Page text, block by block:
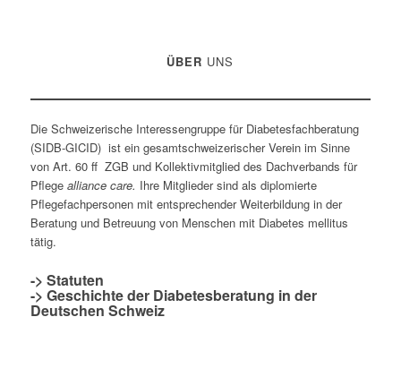
ÜBER UNS
Die Schweizerische Interessengruppe für Diabetesfachberatung
(SIDB-GICID) ist ein gesamtschweizerischer Verein im Sinne
von Art. 60 ff ZGB und Kollektivmitglied des Dachverbands für
Pflege alliance care. Ihre Mitglieder sind als diplomierte
Pflegefachpersonen mit entsprechender Weiterbildung in der
Beratung und Betreuung von Menschen mit Diabetes mellitus
tätig.
-> Statuten
-> Geschichte der Diabetesberatung in der
Deutschen Schweiz